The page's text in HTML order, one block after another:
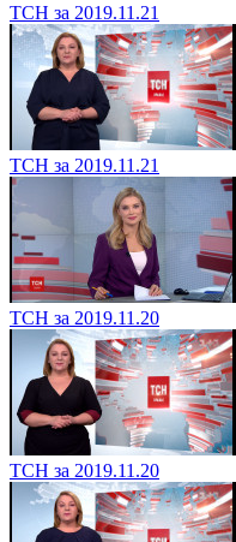
ТСН за 2019.11.21
ТСН за 2019.11.21
ТСН за 2019.11.20
ТСН за 2019.11.20